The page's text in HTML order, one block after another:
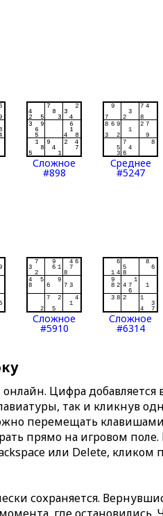
Сложное
#898
Среднее
#5247
Сложное
#5910
Сложное
#6314
Цифра
так и кликнув
перемещать
прямо на игровом
или Delete, кликом
сохраняется.